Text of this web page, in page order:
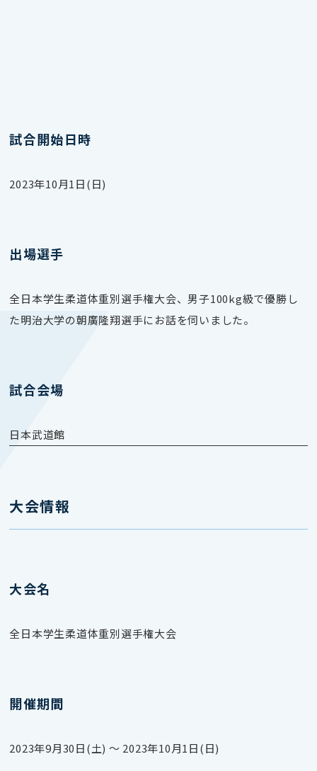
試合開始日時
2023年10月1日(日)
出場選手
全日本学生柔道体重別選手権大会、男子100kg級で優勝し
た明治大学の朝廣隆翔選手にお話を伺いました。
試合会場
日本武道館
大会情報
大会名
全日本学生柔道体重別選手権大会
開催期間
2023年9月30日(土) 〜 2023年10月1日(日)